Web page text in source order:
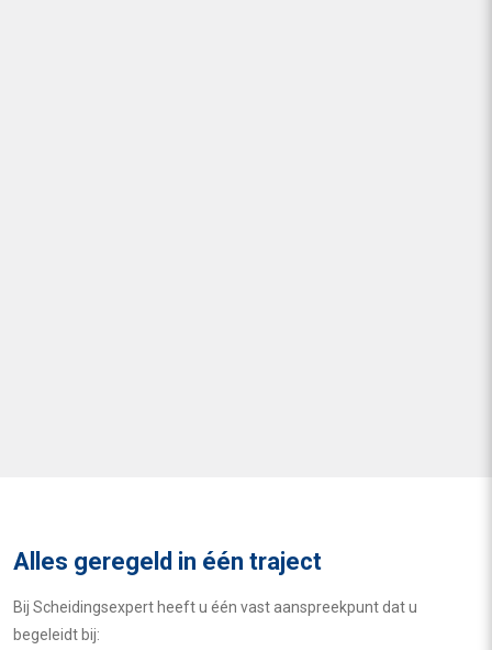
Alles geregeld in één traject
Bij Scheidingsexpert heeft u één vast aanspreekpunt dat u
begeleidt bij: